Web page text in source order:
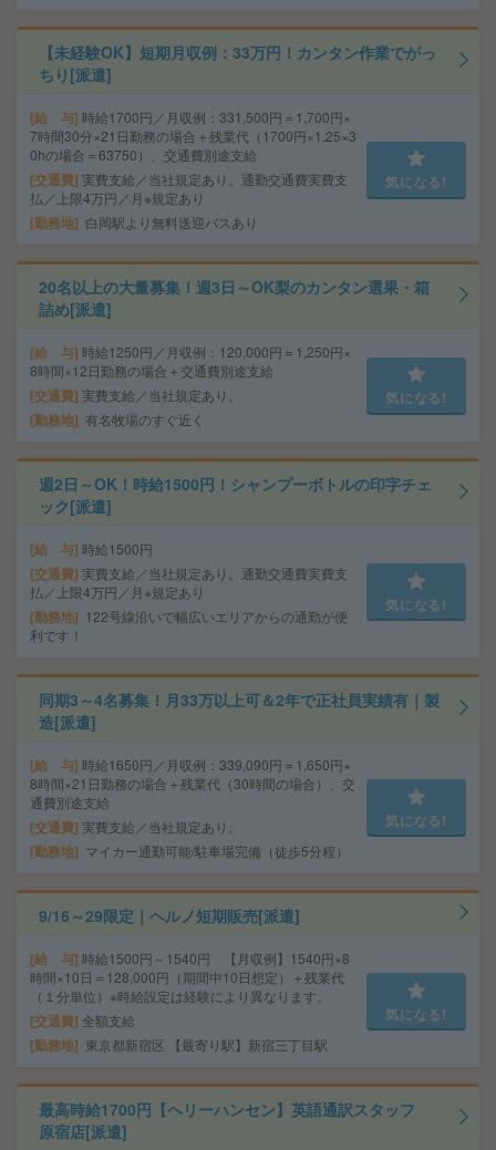
【未経験OK】短期月収例：33万円！カンタン作業でがっ
ちり[派遣]
給 与 時給1700円／月収例：331,500円＝1,700円×
7時間30分×21日勤務の場合＋残業代（1700円×1.25×3
0hの場合＝63750）、交通費別途支給
交通費 実費支給／当社規定あり。通勤交通費実費支
払／上限4万円／月※規定あり
勤務地 白岡駅より無料送迎バスあり
気になる!
20名以上の大量募集！週3日～OK梨のカンタン選果・箱
詰め[派遣]
給 与 時給1250円／月収例：120,000円＝1,250円×
8時間×12日勤務の場合＋交通費別途支給
交通費 実費支給／当社規定あり。
勤務地 有名牧場のすぐ近く
気になる!
週2日～OK！時給1500円！シャンプーボトルの印字チェ
ック[派遣]
給 与 時給1500円
交通費 実費支給／当社規定あり。通勤交通費実費支
払／上限4万円／月※規定あり
勤務地
122号線沿いで幅広いエリアからの通勤が便
利です！
気になる!
同期3～4名募集！月33万以上可＆2年で正社員実績有｜製
造[派遣]
給 与 時給1650円／月収例：339,090円＝1,650円×
8時間×21日勤務の場合＋残業代（30時間の場合）、交
通費別途支給
交通費 実費支給／当社規定あり。
勤務地 マイカー通勤可能/駐車場完備（徒歩5分程）
気になる!
9/16～29限定｜ヘルノ短期販売[派遣]
給 与 時給1500円～1540円 【月収例】1540円×8
時間×10日＝128,000円（期間中10日想定）＋残業代
（１分単位）※時給設定は経験により異なります。
交通費 全額支給
勤務地 東京都新宿区 【最寄り駅】新宿三丁目駅
気になる!
最高時給1700円【ヘリーハンセン】英語通訳スタッフ
原宿店[派遣]